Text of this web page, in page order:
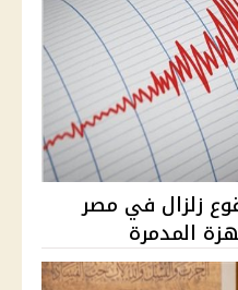
زلزال في مصر
المدمرة